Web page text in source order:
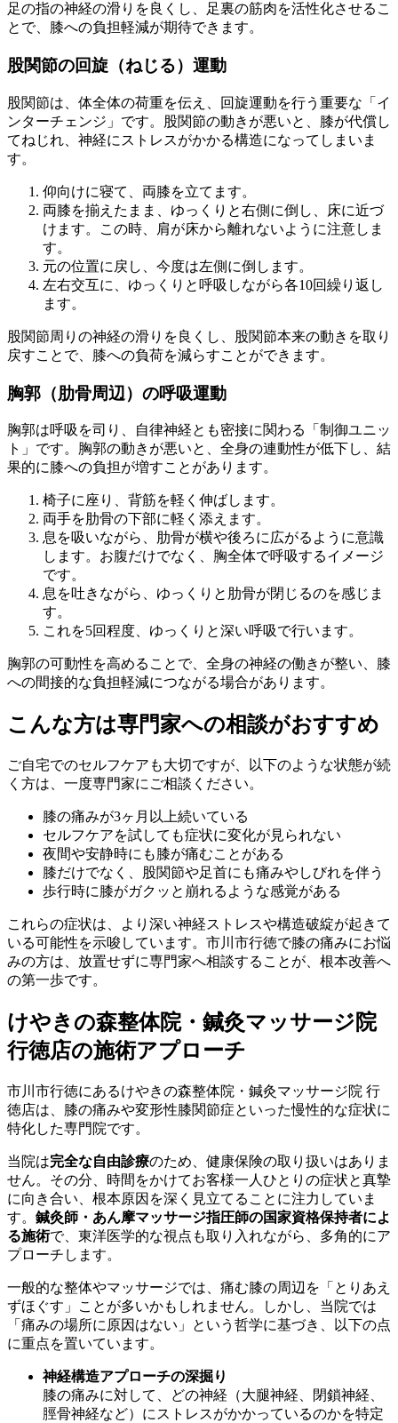
足の指の神経の滑りを良くし、足裏の筋肉を活性化させるこ
とで、膝への負担軽減が期待できます。
股関節の回旋（ねじる）運動
股関節は、体全体の荷重を伝え、回旋運動を行う重要な「イ
ンターチェンジ」です。股関節の動きが悪いと、膝が代償し
てねじれ、神経にストレスがかかる構造になってしまいま
す。
仰向けに寝て、両膝を立てます。
両膝を揃えたまま、ゆっくりと右側に倒し、床に近づ
けます。この時、肩が床から離れないように注意しま
す。
元の位置に戻し、今度は左側に倒します。
左右交互に、ゆっくりと呼吸しながら各10回繰り返し
ます。
股関節周りの神経の滑りを良くし、股関節本来の動きを取り
戻すことで、膝への負荷を減らすことができます。
胸郭（肋骨周辺）の呼吸運動
胸郭は呼吸を司り、自律神経とも密接に関わる「制御ユニッ
ト」です。胸郭の動きが悪いと、全身の連動性が低下し、結
果的に膝への負担が増すことがあります。
椅子に座り、背筋を軽く伸ばします。
両手を肋骨の下部に軽く添えます。
息を吸いながら、肋骨が横や後ろに広がるように意識
します。お腹だけでなく、胸全体で呼吸するイメージ
です。
息を吐きながら、ゆっくりと肋骨が閉じるのを感じま
す。
これを5回程度、ゆっくりと深い呼吸で行います。
胸郭の可動性を高めることで、全身の神経の働きが整い、膝
への間接的な負担軽減につながる場合があります。
こんな方は専門家への相談がおすすめ
ご自宅でのセルフケアも大切ですが、以下のような状態が続
く方は、一度専門家にご相談ください。
膝の痛みが3ヶ月以上続いている
セルフケアを試しても症状に変化が見られない
夜間や安静時にも膝が痛むことがある
膝だけでなく、股関節や足首にも痛みやしびれを伴う
歩行時に膝がガクッと崩れるような感覚がある
これらの症状は、より深い神経ストレスや構造破綻が起きて
いる可能性を示唆しています。市川市行徳で膝の痛みにお悩
みの方は、放置せずに専門家へ相談することが、根本改善へ
の第一歩です。
けやきの森整体院・鍼灸マッサージ院
行徳店の施術アプローチ
市川市行徳にあるけやきの森整体院・鍼灸マッサージ院 行
徳店は、膝の痛みや変形性膝関節症といった慢性的な症状に
特化した専門院です。
当院は完全な自由診療のため、健康保険の取り扱いはありま
せん。その分、時間をかけてお客様一人ひとりの症状と真摯
に向き合い、根本原因を深く見立てることに注力していま
す。 鍼灸師・あん摩マッサージ指圧師の国家資格保持者によ
る施術で、東洋医学的な視点も取り入れながら、多角的にア
プローチします。
一般的な整体やマッサージでは、痛む膝の周辺を「とりあえ
ずほぐす」ことが多いかもしれません。しかし、当院では
「痛みの場所に原因はない」という哲学に基づき、以下の点
に重点を置いています。
神経構造アプローチの深掘り
膝の痛みに対して、どの神経（大腿神経、閉鎖神経、
脛骨神経など）にストレスがかかっているのかを特定